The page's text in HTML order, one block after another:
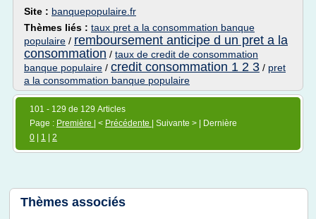
Site : banquepopulaire.fr
Thèmes liés : taux pret a la consommation banque
populaire / remboursement anticipe d un pret a la
consommation / taux de credit de consommation
banque populaire / credit consommation 1 2 3 / pret
a la consommation banque populaire
101 - 129 de 129 Articles
Page : Première | < Précédente
| Suivante > | Dernière
0
1 2
Thèmes associés